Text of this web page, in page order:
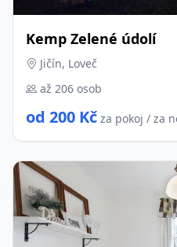
Kemp Zelené údolí
Jičín, Loveč
až 206 osob
od 200 Kč za pokoj / za